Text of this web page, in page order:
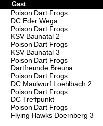
Gast
Poison Dart Frogs
DC Eder Wega
Poison Dart Frogs
KSV Baunatal 2
Poison Dart Frogs
KSV Baunatal 3
Poison Dart Frogs
Dartfreunde Breuna
Poison Dart Frogs
DC Maulwurf Loehlbach 2
Poison Dart Frogs
DC Treffpunkt
Poison Dart Frogs
Flying Hawks Doernberg 3